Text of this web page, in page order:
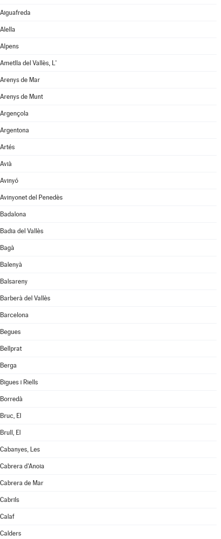
Aiguafreda
Alella
Alpens
Ametlla del Vallès, L'
Arenys de Mar
Arenys de Munt
Argençola
Argentona
Artés
Avià
Avinyó
Avinyonet del Penedès
Badalona
Badia del Vallès
Bagà
Balenyà
Balsareny
Barberà del Vallès
Barcelona
Begues
Bellprat
Berga
Bigues i Riells
Borredà
Bruc, El
Brull, El
Cabanyes, Les
Cabrera d'Anoia
Cabrera de Mar
Cabrils
Calaf
Calders